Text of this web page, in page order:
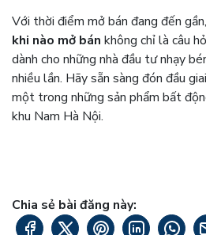
Với thời điểm mở bán đang đến gần,
khi nào mở bán không chỉ là câu
dành cho những nhà đầu tư nhạy
nhiều lần. Hãy sẵn sàng đón đầu
một trong những sản phẩm bất
khu Nam Hà Nội.
Chia sẻ bài đăng này: